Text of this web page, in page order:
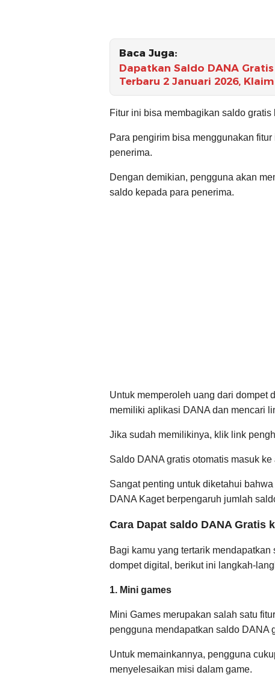
Baca Juga:
Dapatkan Saldo DANA
Terbaru 2 Januari 2026,
Fitur ini bisa membagikan saldo
Para pengirim bisa menggunakan
penerima.
Dengan demikian, pengguna akan
saldo kepada para penerima.
Untuk memperoleh uang dari dompet
memiliki aplikasi DANA dan mencari
Jika sudah memilikinya, klik link
Saldo DANA gratis otomatis masuk
Sangat penting untuk diketahui
DANA Kaget berpengaruh jumlah
Cara Dapat saldo DANA Gratis
Bagi kamu yang tertarik
dompet digital, berikut ini langkah-
1. Mini games
Mini Games merupakan salah satu
pengguna mendapatkan saldo DANA
Untuk memainkannya, pengguna
menyelesaikan misi dalam game.